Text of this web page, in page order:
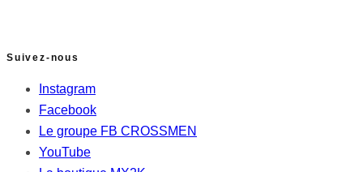
Suivez-nous
Instagram
Facebook
Le groupe FB CROSSMEN
YouTube